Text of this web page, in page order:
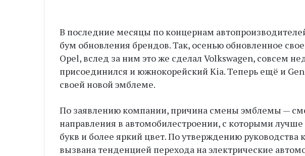
В последние месяцы по концернам
бум обновления брендов. Так, осенью обновленное
Opel, вслед за ним это же сделал Volkswagen, совсем
присоединился и южнокорейский Kia. Теперь ещё и
своей новой эмблеме.
По заявлению компании, причина смены эмблемы —
направления в автомобилестроении, с которыми
букв и более яркий цвет. По утверждению руководства
вызвана тенденцией перехода на электрические